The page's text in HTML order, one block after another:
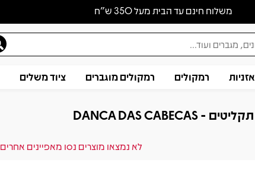
משלוח חינם עד הבית מעל 350 ש״ח
אזניות רמקולים רמקולים מוגברים ציוד משלים
תקליטים - DANCA DAS CABECAS
לא נמצאו מוצרים נסו מאפיינים אחרים